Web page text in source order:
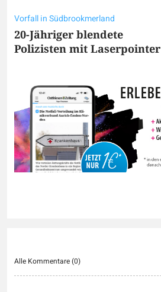
Vorfall in Südbrookmerland
20-Jähriger blendete
Polizisten mit Laserpointer
Alle Kommentare (0)